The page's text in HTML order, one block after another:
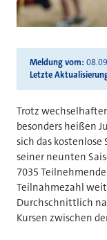
Meldung vom
Letzte
Trotz
besonders heißen
sich das kostenlose
seiner neunten
7035
Teilnahmezahl
Durchschnittlich
Kursen zwischen